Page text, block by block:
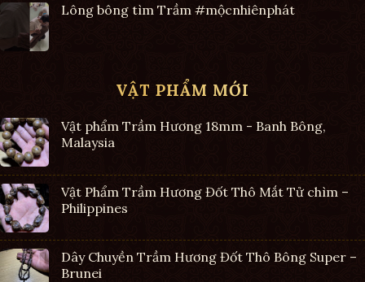
Lông bông tìm Trầm #mộcnhiênphát
VẬT PHẨM MỚI
Vật phẩm Trầm Hương 18mm - Banh Bông,
Malaysia
Vật Phẩm Trầm Hương Đốt Thô Mắt Tử chìm –
Philippines
Dây Chuyền Trầm Hương Đốt Thô Bông Super –
Brunei